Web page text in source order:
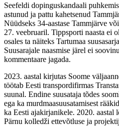
Seefeldi dopinguskandaali
astunud ja pattu kahetsenud
Nüüdseks 34-aastase Tammjärve
27. veebruaril. Tippsporti naasta ei
osales ta näiteks Tartumaa
Suusarajale naasmise järel ei
kommentaare jagada.
2023. aastal kirjutas Soome
töötab Eesti transpordifirmas
suunal. Endine suusataja tõdes
ega ka murdmaasuusatamisest
ka Eesti ajakirjanikele. 2020.
Pärnu kolledži ettevõtluse ja